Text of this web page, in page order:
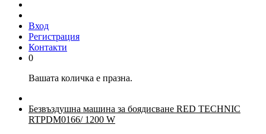
Вход
Регистрация
Контакти
0
Вашата количка е празна.
Безвъздушна машина за боядисване RED TECHNIC
RTPDM0166/ 1200 W